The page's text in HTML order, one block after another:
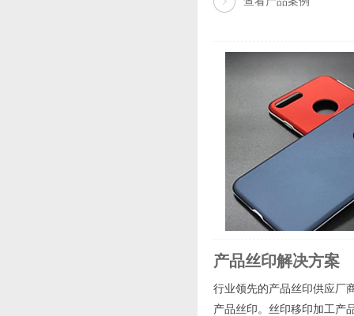
产品丝印解决方案
行业领先的产品丝印供应厂
产品丝印。丝印移印加工产